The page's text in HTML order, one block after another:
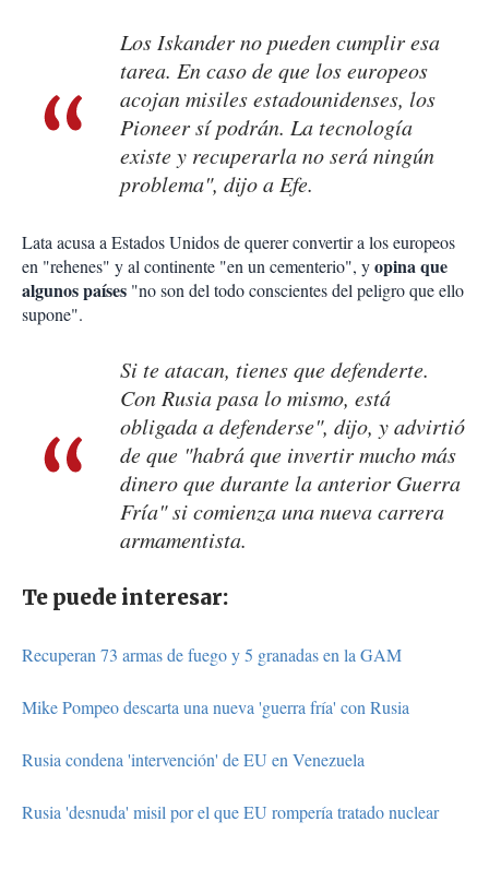
Los Iskander no pueden cumplir esa
tarea. En caso de que los europeos
acojan misiles estadounidenses, los
Pioneer sí podrán. La tecnología
existe y recuperarla no será ningún
problema", dijo a Efe.
Lata acusa a Estados Unidos de querer convertir a los europeos
en "rehenes" y al continente "en un cementerio", yopina que
algunos países "no son del todo conscientes del peligro que ello
supone".
Si te atacan, tienes que defenderte.
Con Rusia pasa lo mismo, está
obligada a defenderse", dijo, y advirtió
de que "habrá que invertir mucho más
dinero que durante la anterior Guerra
Fría" si comienza una nueva carrera
armamentista.
Te puede interesar:
Recuperan 73 armas de fuego y 5 granadas en la GAM
Mike Pompeo descarta una nueva 'guerra fría' con Rusia
Rusia condena 'intervención' de EU en Venezuela
Rusia 'desnuda' misil por el que EU rompería tratado nuclear